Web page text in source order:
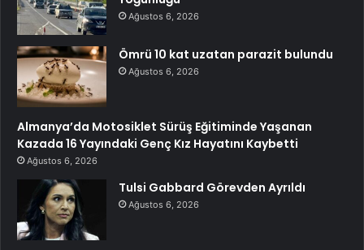
Ağustos 6, 2026
Ömrü 10 kat uzatan parazit bulundu
Ağustos 6, 2026
Almanya’da Motosiklet Sürüş Eğitiminde Yaşanan
Kazada 16 Yayındaki Genç Kız Hayatını Kaybetti
Ağustos 6, 2026
Tulsi Gabbard Görevden Ayrıldı
Ağustos 6, 2026